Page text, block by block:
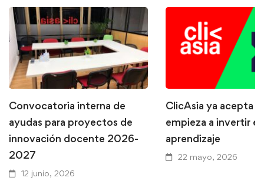
Convocatoria interna de
ayudas para proyectos de
innovación docente 2026-
2027
12 junio, 2026
ClicAsia ya acepta
empieza a invertir
aprendizaje
22 mayo, 2026